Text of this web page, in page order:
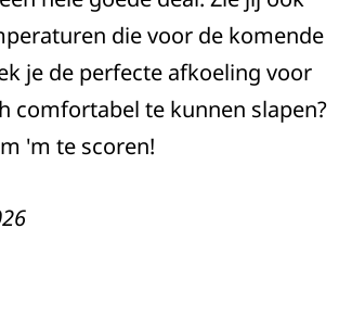
die voor de komende
je de perfecte afkoeling voor
comfortabel te kunnen slapen?
'm te scoren!